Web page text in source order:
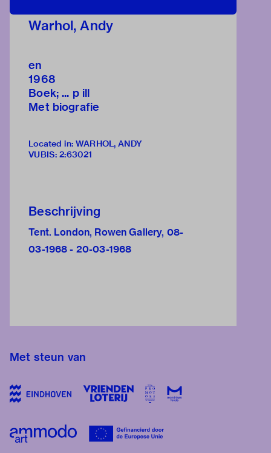
Warhol, Andy
en
1968
Boek; ... p ill
Met biografie
Located in: WARHOL, ANDY
VUBIS: 2:63021
Beschrijving
Tent. London, Rowen Gallery, 08-
03-1968 - 20-03-1968
Met steun van